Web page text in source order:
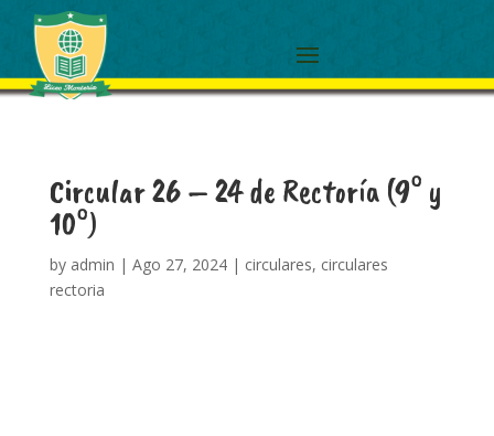
Circular 26 – 24 de Rectoría (9° y
10°)
by admin | Ago 27, 2024| circulares, circulares
rectoria